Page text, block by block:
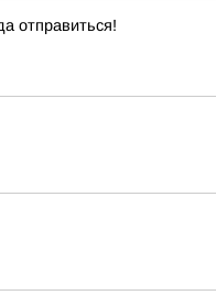
отправиться!